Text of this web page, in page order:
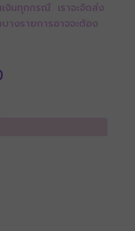
งินทุกกรณี เราจะจัดส่ง
งรายการอาจจะต้อง